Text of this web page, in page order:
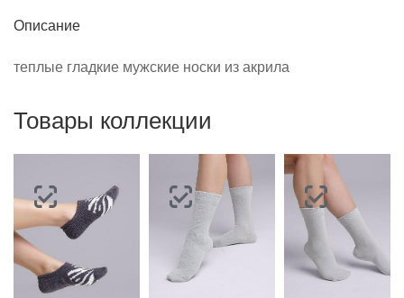
Описание
теплые гладкие мужские носки из акрила
Товары коллекции